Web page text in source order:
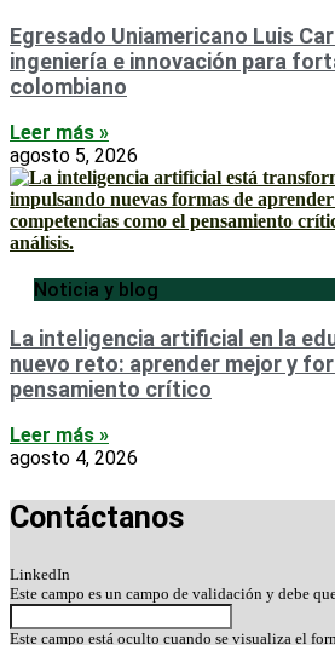
Egresado Uniamericano Luis
ingeniería e innovación para
colombiano
Leer más »
agosto 5, 2026
Noticia y blog
La inteligencia artificial en la
nuevo reto: aprender mejor y
pensamiento crítico
Leer más »
agosto 4, 2026
Contáctanos
LinkedIn
Este campo es un campo de validación y debe
Este campo está oculto cuando se visualiza el